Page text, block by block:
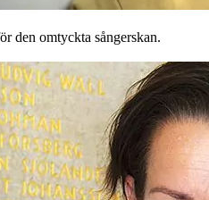
den omtyckta sångerskan.